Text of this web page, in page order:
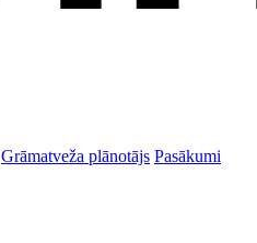
Grāmatveža plānotājs Pasākumi